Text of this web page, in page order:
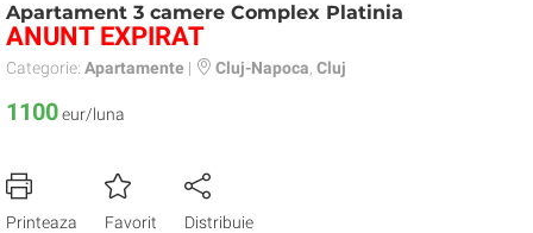
Apartament 3 camere Complex Platinia
ANUNT EXPIRAT
Categorie: Apartamente | Cluj-Napoca Cluj
1100eur/luna
Printeaza Favorit Distribuie